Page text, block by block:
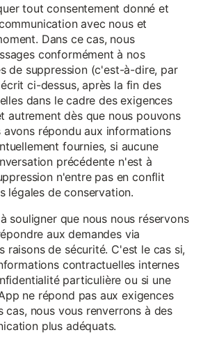
tout consentement donné et
avec nous et
Dans ce cas, nous
conformément à nos
de suppression (c'est-à-dire, par
ci-dessus, après la fin des
dans le cadre des exigences
autrement dès que nous pouvons
avons répondu aux informations
fournies, si aucune
précédente n'est à
n'entre pas en conflit
légales de conservation.
souligner que nous nous réservons
aux demandes via
raisons de sécurité. C'est le cas si,
contractuelles internes
particulière ou si une
ne répond pas aux exigences
cas, nous vous renverrons à des
plus adéquats.